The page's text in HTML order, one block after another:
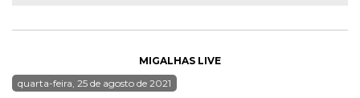
MIGALHAS LIVE
quarta-feira, 25 de agosto de 2021